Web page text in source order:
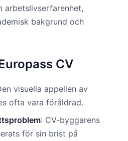
arbetslivserfarenhet,
bakgrund och
CV
visuella appellen av
ofta vara föråldrad.
: CV-byggarens
för sin brist på